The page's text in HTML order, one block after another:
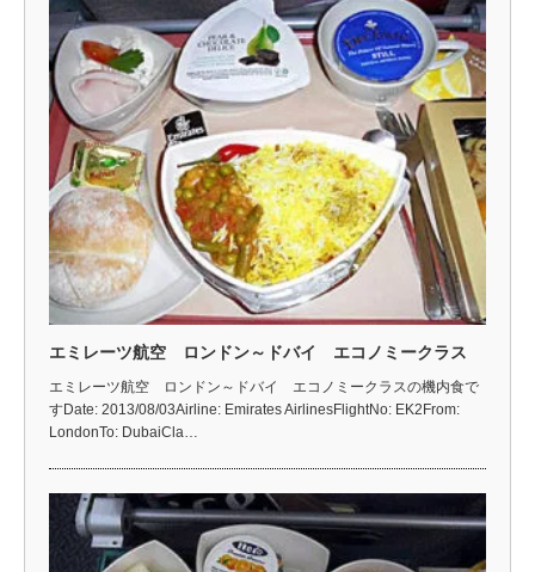
エミレーツ航空 ロンドン～ドバイ エコノミークラス
エミレーツ航空 ロンドン～ドバイ エコノミークラスの機内食で
すDate: 2013/08/03Airline: Emirates AirlinesFlightNo: EK2From:
LondonTo: DubaiCla…